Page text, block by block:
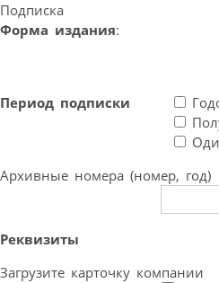
Подписка
Форма издания:
Период подписки
Архивные номера (номер, год)
Реквизиты
Загрузите карточку компании